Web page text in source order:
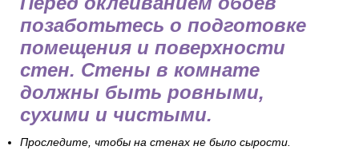
позаботьтесь о подготовке
помещения и поверхности
стен. Стены в комнате
должны быть ровными,
сухими и чистыми.
Проследите, чтобы на стенах не было сырости.